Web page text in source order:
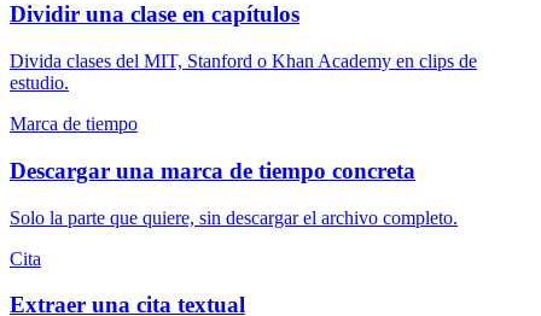
Dividir una clase en capítulos
Divida clases del MIT, Stanford o Khan Academy en clips de
estudio.
Marca de tiempo
Descargar una marca de tiempo concreta
Solo la parte que quiere, sin descargar el archivo completo.
Cita
Extraer una cita textual